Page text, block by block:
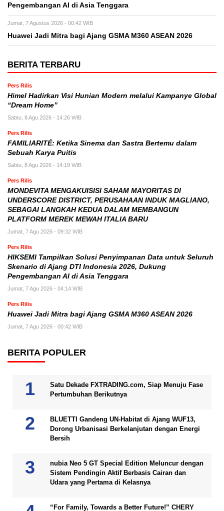
Pengembangan AI di Asia Tenggara
Jumat, 7 Agustus 2026 - 00:42 WIB
Huawei Jadi Mitra bagi Ajang GSMA M360 ASEAN 2026
BERITA TERBARU
Pers Rilis
Himel Hadirkan Visi Hunian Modern melalui Kampanye Global
“Dream Home”
Sabtu, 8 Agu 2026 - 14:26 WIB
Pers Rilis
FAMILIARITÉ: Ketika Sinema dan Sastra Bertemu dalam
Sebuah Karya Puitis
Sabtu, 8 Agu 2026 - 14:19 WIB
Pers Rilis
MONDEVITA MENGAKUISISI SAHAM MAYORITAS DI
UNDERSCORE DISTRICT, PERUSAHAAN INDUK MAGLIANO,
SEBAGAI LANGKAH KEDUA DALAM MEMBANGUN
PLATFORM MEREK MEWAH ITALIA BARU
Jumat, 7 Agu 2026 - 09:32 WIB
Pers Rilis
HIKSEMI Tampilkan Solusi Penyimpanan Data untuk Seluruh
Skenario di Ajang DTI Indonesia 2026, Dukung
Pengembangan AI di Asia Tenggara
Jumat, 7 Agu 2026 - 04:14 WIB
Pers Rilis
Huawei Jadi Mitra bagi Ajang GSMA M360 ASEAN 2026
Jumat, 7 Agu 2026 - 00:42 WIB
BERITA POPULER
Satu Dekade FXTRADING.com, Siap Menuju Fase
Pertumbuhan Berikutnya
BLUETTI Gandeng UN-Habitat di Ajang WUF13,
Dorong Urbanisasi Berkelanjutan dengan Energi
Bersih
nubia Neo 5 GT Special Edition Meluncur dengan
Sistem Pendingin Aktif Berbasis Cairan dan
Udara yang Pertama di Kelasnya
“For Family, Towards a Better Future!” CHERY